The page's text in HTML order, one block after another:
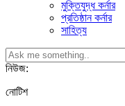
মুক্তিযুদ্ধ কর্নার
প্রতিষ্ঠান কর্নার
সাহিত্য
নিউজ:
নোটিশ